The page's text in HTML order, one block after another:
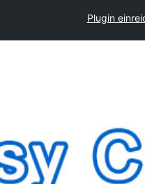
Plugin